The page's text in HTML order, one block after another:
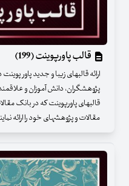
قالب پاورپوینت (199)
ارائه قالبهای زیبا و جدید پاور
پژوهشگران، دانش آموزان و
قالبهای پاورپوینت که در بانک
مقالات و پژوهشهای خود را ارائه